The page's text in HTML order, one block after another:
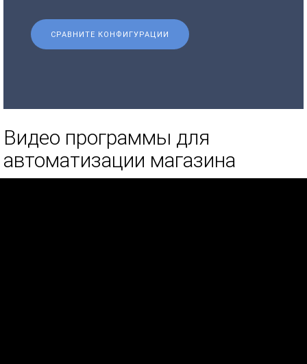
СРАВНИТЕ КОНФИГУРАЦИИ
Видео программы для
автоматизации магазина